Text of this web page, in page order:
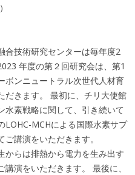
技術研究センターは毎年度2
年度の第２回研究会は、第1
ボンニュートラル次世代人材育
だきます。 最初に、チリ大使館
水素戦略に関して、引き続いて
LOHC-MCHによる国際水素サプ
講演をいただきます。
からは排熱から電力を生み出す
演をいただきます。 最後に、